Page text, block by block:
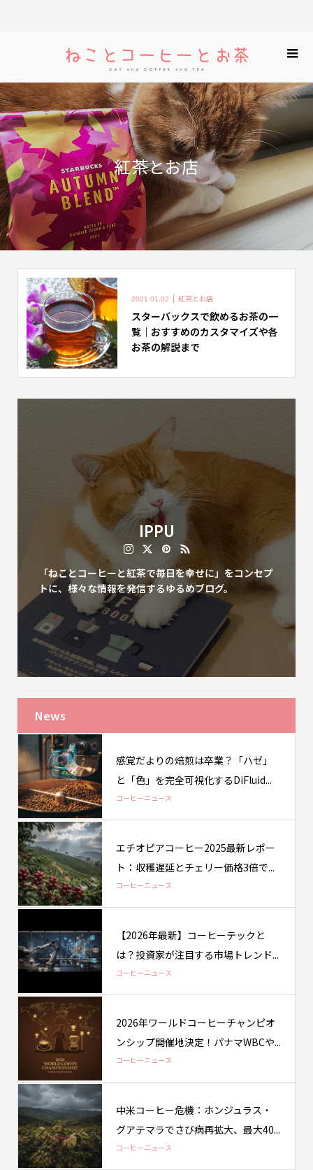
紅茶とお店
2021.01.02 紅茶とお店
スターバックスで飲めるお茶の一
覧｜おすすめのカスタマイズや各
お茶の解説まで
IPPU
「ねことコーヒーと紅茶で毎日を幸せに」をコンセプ
トに、様々な情報を発信するゆるめブログ。
News
感覚だよりの焙煎は卒業？「ハゼ」
と「色」を完全可視化するDiFluid...
コーヒーニュース
エチオピアコーヒー2025最新レポー
ト：収穫遅延とチェリー価格3倍で...
コーヒーニュース
【2026年最新】コーヒーテックと
は？投資家が注目する市場トレンド...
コーヒーニュース
2026年ワールドコーヒーチャンピオ
ンシップ開催地決定！パナマWBCや...
コーヒーニュース
中米コーヒー危機：ホンジュラス・
グアテマラでさび病再拡大、最大40...
コーヒーニュース